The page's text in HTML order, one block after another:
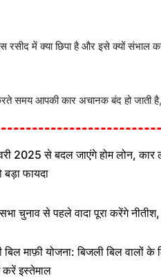
रसीद में क्या छिपा है और इसे क्यों
समय आपकी कार अचानक बंद हो जाती
2025 से बदल जाएंगे होम लोन, कार
फायदा
चुनाव से पहले वादा पूरा करेंगे
बिल माफ़ी योजना: बिजली बिल वालों
करें इस्तेमाल